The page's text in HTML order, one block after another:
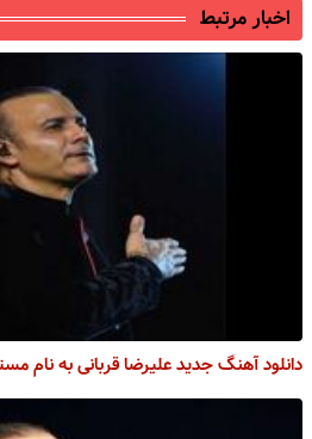
اخبار مرتبط
دانلود آهنگ جدید علیرضا قربانی به نام